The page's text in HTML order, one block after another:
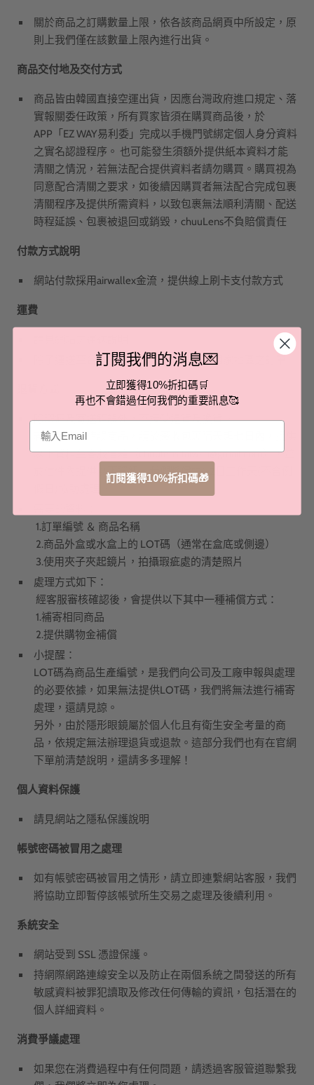
關於商品之訂購數量上限，依各該商品網頁中所設定，原
則上我們僅在該數量上限內進行出貨。
商品交付地及交付方式
商品皆由韓國直接空運出貨，因應台灣政府進口規定、落
實報關委任政策，所有買家皆須在購買商品後，於
APP「EZ WAY易利委」完成以手機門號綁定個人身分資料
之實名認證程序。 也可能發生須額外提供紙本資料才能
清關之情況，若無法配合提供資料者請勿購買。購買視為
同意配合清關之要求，如後續因購買者無法配合完成包裹
清關程序及提供所需資料，以致包裹無法順利清關、配送
時程延誤、包裹被退回或銷毀，chuuLens不負賠償責任
付款方式說明
網站付款採用airwallex金流，提供線上刷卡支付款方式
運費
除了運送至台灣及香港外，不受理其他國家地區之訂單
除瑕疵及寄送錯誤外，不接受退貨及換貨。
若遇瑕疵／錯誤商品，請於簽收包裹隔天起
以下資料至客服信箱（chuulens.taiwan@gmail.com），並
於信件內提供以下資訊，我們將儘快1-2日工作天(不含例
1.訂單編號 ＆ 商品名稱
2.商品外盒或水盒上的 LOT碼（通常在盒底或側邊）
3.使用夾子夾起鏡片，拍攝瑕疵處的清楚照片
處理方式如下：
經客服審核確認後，會提供以下其中一種補償方式：
1.補寄相同商品
2.提供購物金補償
小提醒：
LOT碼為商品生產編號，是我們向公司及工廠申報與處理
的必要依據，如果無法提供LOT碼，我們將無法進行補寄
處理，還請見諒。
另外，由於隱形眼鏡屬於個人化且有衛生安全考量的商
品，依規定無法辦理退貨或退款。這部分我們也有在官網
下單前清楚說明，還請多多理解！
個人資料保護
請見網站之隱私保護說明
帳號密碼被冒用之處理
如有帳號密碼被冒用之情形，請立即連繫網站客服，我們
將協助立即暫停該帳號所生交易之處理及後續利用。
系統安全
網站受到 SSL 憑證保護。
持網際網路連線安全以及防止在兩個系統之間發送的所有
敏感資料被罪犯讀取及修改任何傳輸的資訊，包括潛在的
個人詳細資料。
消費爭議處理
如果您在消費過程中有任何問題，請透過客服管道聯繫我
訂閱我們的消息💌
立即獲得10%折扣碼🛒
再也不會錯過任何我們的重要訊息🥰
Email
訂閱獲得10%折扣碼🎁